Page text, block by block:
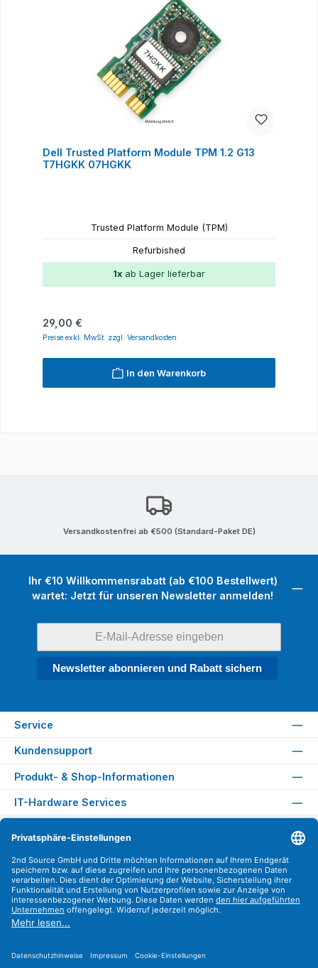
Dell Trusted Platform Module TPM 1.2 G13
T7HGKK 07HGKK
Trusted Platform Module (TPM)
Refurbished
1x ab Lager lieferbar
Regulärer Preis:
29,00 €
Preise exkl. MwSt. zzgl. Versandkosten
In den Warenkorb
Versandkostenfrei ab €500 (Standard-Paket DE)
Ihr €10 Willkommensrabatt (ab €100 Bestellwert)
wartet: Jetzt für unseren Newsletter anmelden!
Newsletter abonnieren und Rabatt sichern
Service
Kundensupport
Produkt- & Shop-Informationen
IT-Hardware Services
Versandarten
Zahlungsarten
Sicher Einkaufen
Find us on